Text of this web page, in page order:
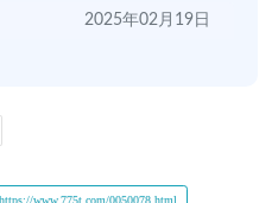
2025年02月19日
www.775t.com/0050078.html